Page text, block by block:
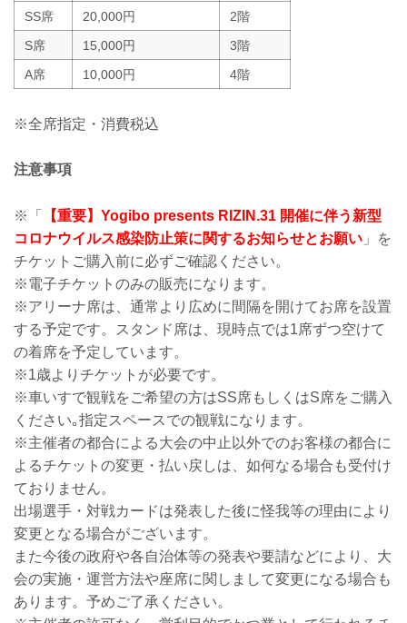
SS席
20,000円
2階
S席
15,000円
3階
A席
10,000円 4階
※全席指定・消費税込
注意事項
※「
【重要】Yogibo presents RIZIN.31 開催に伴う新型
コロナウイルス感染防止策に関するお知らせとお願い 」を
チケットご購入前に必ずご確認ください。
※電子チケットのみの販売になります。
※アリーナ席は、通常より広めに間隔を開けてお席を設置
する予定です。スタンド席は、現時点では1席ずつ空けて
の着席を予定しています。
※1歳よりチケットが必要です。
※車いすで観戦をご希望の方はSS席もしくはS席をご購入
ください｡指定スペースでの観戦になります。
※主催者の都合による大会の中止以外でのお客様の都合に
よるチケットの変更・払い戻しは、如何なる場合も受付け
ておりません。
出場選手・対戦カードは発表した後に怪我等の理由により
変更となる場合がございます。
また今後の政府や各自治体等の発表や要請などにより、大
会の実施・運営方法や座席に関しまして変更になる場合も
あります。予めご了承ください。